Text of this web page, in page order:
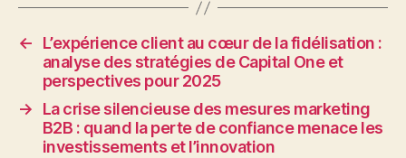
←
L’expérience client au cœur de la fidélisation :
analyse des stratégies de Capital One et
perspectives pour 2025
→
La crise silencieuse des mesures marketing
B2B : quand la perte de confiance menace les
investissements et l’innovation